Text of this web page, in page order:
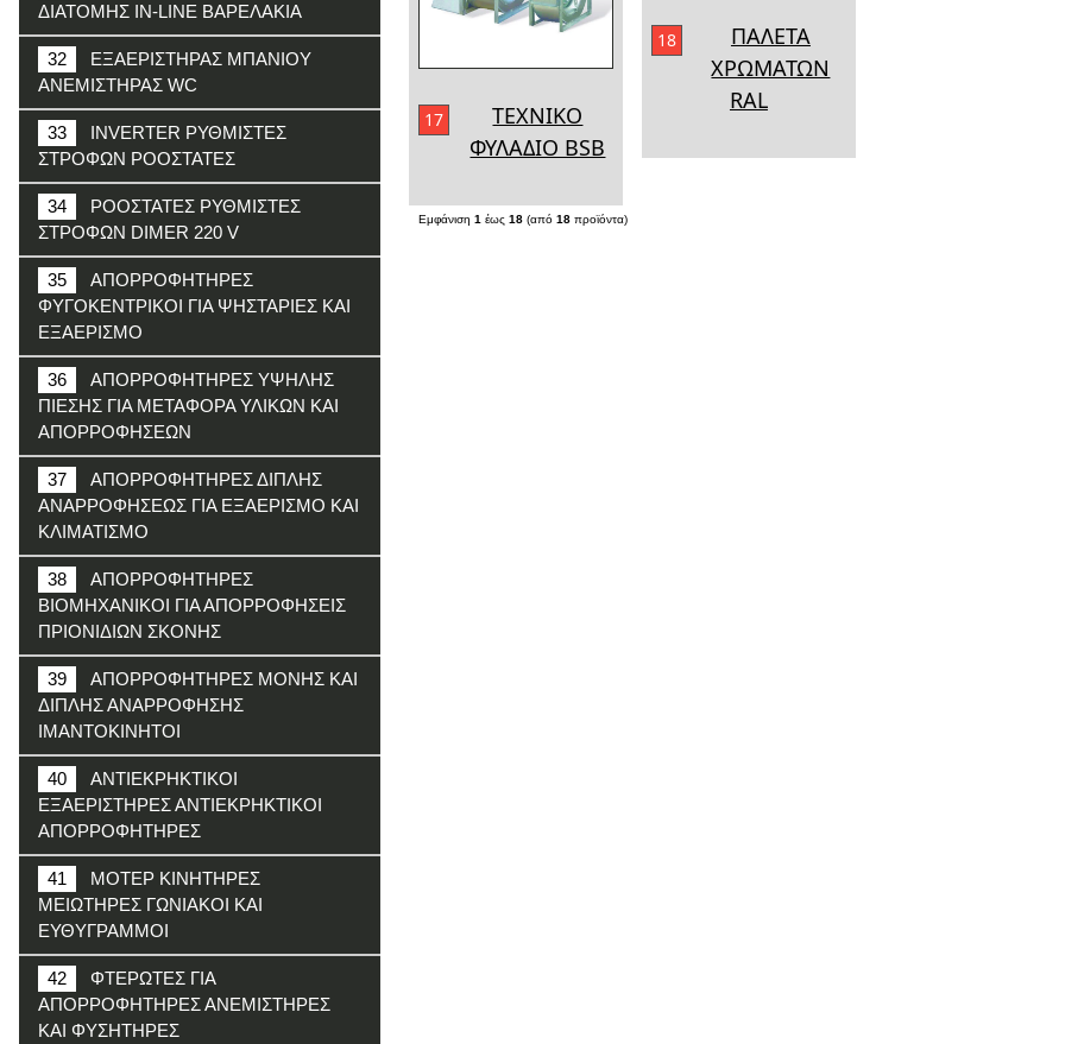
ΔΙΑΤΟΜΗΣ IN-LINE ΒΑΡΕΛΑΚΙΑ
32
ΕΞΑΕΡΙΣΤΗΡΑΣ ΜΠΑΝΙΟΥ
ΑΝΕΜΙΣΤΗΡΑΣ WC
33
INVERTER ΡΥΘΜΙΣΤΕΣ
ΣΤΡΟΦΩΝ ΡΟΟΣΤΑΤΕΣ
34
ΡΟΟΣΤΑΤΕΣ ΡΥΘΜΙΣΤΕΣ
ΣΤΡΟΦΩΝ DIMER 220 V
35
ΑΠΟΡΡΟΦΗΤΗΡΕΣ
ΦΥΓΟΚΕΝΤΡΙΚΟΙ ΓΙΑ ΨΗΣΤΑΡΙΕΣ ΚΑΙ
ΕΞΑΕΡΙΣΜΟ
36
ΑΠΟΡΡΟΦΗΤΗΡΕΣ ΥΨΗΛΗΣ
ΠΙΕΣΗΣ ΓΙΑ ΜΕΤΑΦΟΡΑ ΥΛΙΚΩΝ ΚΑΙ
ΑΠΟΡΡΟΦΗΣΕΩΝ
37
ΑΠΟΡΡΟΦΗΤΗΡΕΣ ΔΙΠΛΗΣ
ΑΝΑΡΡΟΦΗΣΕΩΣ ΓΙΑ ΕΞΑΕΡΙΣΜΟ ΚΑΙ
ΚΛΙΜΑΤΙΣΜΟ
38
ΑΠΟΡΡΟΦΗΤΗΡΕΣ
ΒΙΟΜΗΧΑΝΙΚΟΙ ΓΙΑ ΑΠΟΡΡΟΦΗΣΕΙΣ
ΠΡΙΟΝΙΔΙΩΝ ΣΚΟΝΗΣ
39
ΑΠΟΡΡΟΦΗΤΗΡΕΣ ΜΟΝΗΣ ΚΑΙ
ΔΙΠΛΗΣ ΑΝΑΡΡΟΦΗΣΗΣ
ΙΜΑΝΤΟΚΙΝΗΤΟΙ
40
ΑΝΤΙΕΚΡΗΚΤΙΚΟΙ
ΕΞΑΕΡΙΣΤΗΡΕΣ ΑΝΤΙΕΚΡΗΚΤΙΚΟΙ
ΑΠΟΡΡΟΦΗΤΗΡΕΣ
41
ΜΟΤΕΡ ΚΙΝΗΤΗΡΕΣ
ΜΕΙΩΤΗΡΕΣ ΓΩΝΙΑΚΟΙ ΚΑΙ
ΕΥΘΥΓΡΑΜΜΟΙ
42
ΦΤΕΡΩΤΕΣ ΓΙΑ
ΑΠΟΡΡΟΦΗΤΗΡΕΣ ΑΝΕΜΙΣΤΗΡΕΣ
ΚΑΙ ΦΥΣΗΤΗΡΕΣ
17
ΤΕΧΝΙΚΟ
ΦΥΛΑΔΙΟ BSB
18
ΠΑΛΕΤΑ
ΧΡΩΜΑΤΩΝ
RAL
Εμφάνιση 1 έως 18(από 18προϊόντα)